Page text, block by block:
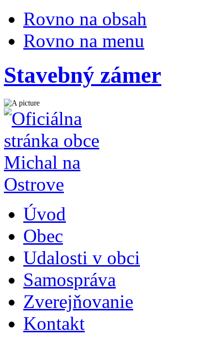
Rovno na obsah
Rovno na menu
Stavebný zámer
Úvod
Obec
Udalosti v obci
Samospráva
Zverejňovanie
Kontakt